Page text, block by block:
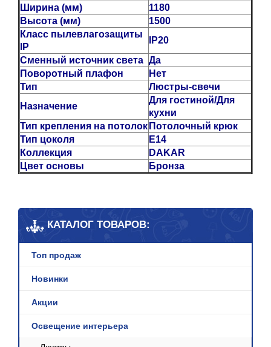
Ширина (мм)
1180
Высота (мм)
1500
Класс пылевлагозащиты
IP
IP20
Сменный источник света Да
Поворотный плафон
Нет
Тип
Люстры-свечи
Назначение
Для гостиной/Для
кухни
Тип крепления на потолок Потолочный крюк
Тип цоколя
E14
Коллекция
DAKAR
Цвет основы
Бронза
КАТАЛОГ ТОВАРОВ:
Топ продаж
Новинки
Акции
Освещение интерьера